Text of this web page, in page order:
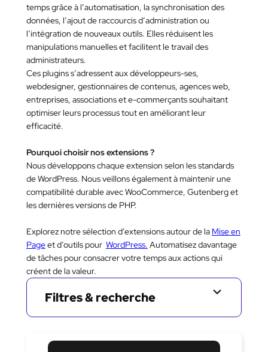
temps grâce à l’automatisation, la synchronisation des
données, l’ajout de raccourcis d’administration ou
l’intégration de nouveaux outils. Elles réduisent les
manipulations manuelles et facilitent le travail des
administrateurs.
Ces plugins s’adressent aux développeurs-ses,
webdesigner, gestionnaires de contenus, agences web,
entreprises, associations et e-commerçants souhaitant
optimiser leurs processus tout en améliorant leur
efficacité.
Pourquoi choisir nos extensions ?
Nous développons chaque extension selon les standards
de WordPress. Nous veillons également à maintenir une
compatibilité durable avec WooCommerce, Gutenberg et
les dernières versions de PHP.
Explorez notre sélection d’extensions autour de la Mise en
Pageet d’outils pour WordPress. Automatisez davantage
de tâches pour consacrer votre temps aux actions qui
créent de la valeur.
Filtres & recherche